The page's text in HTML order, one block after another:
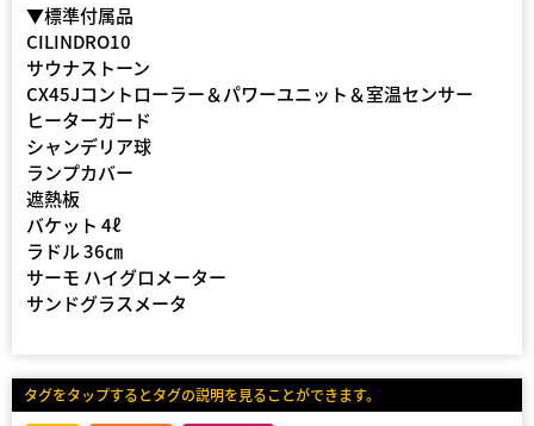
▼標準付属品
CILINDRO10
サウナストーン
CX45Jコントローラー＆パワーユニット＆室温センサー
ヒーターガード
シャンデリア球
ランプカバー
遮熱板
バケット 4ℓ
ラドル 36㎝
サーモ ハイグロメーター
サンドグラスメータ
タグをタップするとタグの説明を見ることができます。